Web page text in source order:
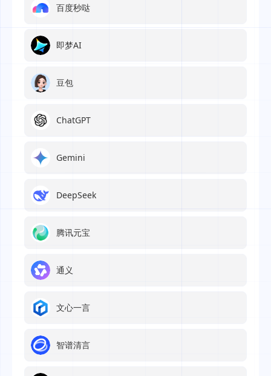
百度秒哒
即梦AI
豆包
ChatGPT
Gemini
DeepSeek
腾讯元宝
通义
文心一言
智谱清言